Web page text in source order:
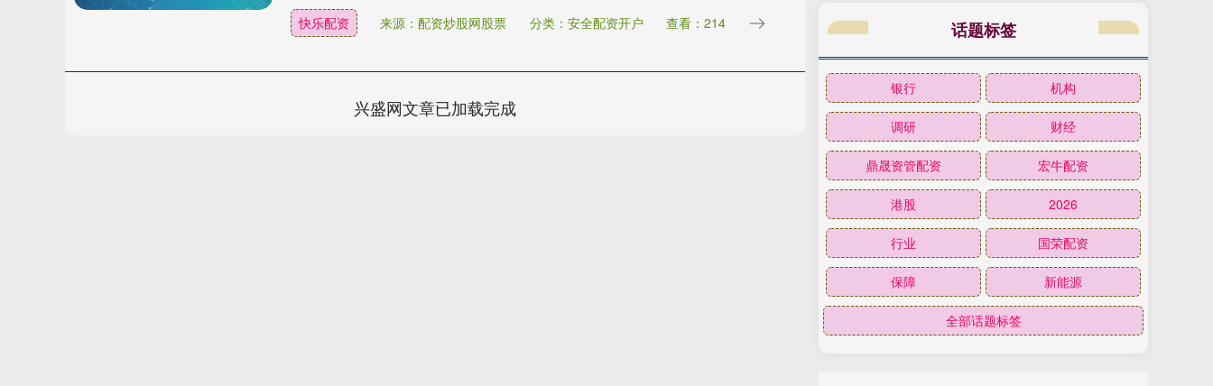
快乐配资 来源：配资炒股网股票 分类：安全配资开户 查看：214
兴盛网文章已加载完成
话题标签
银行 机构
调研 财经
鼎晟资管配资 宏牛配资
港股 2026
行业 国荣配资
保障 新能源
全部话题标签